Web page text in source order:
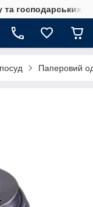
та господарських
Паперовий